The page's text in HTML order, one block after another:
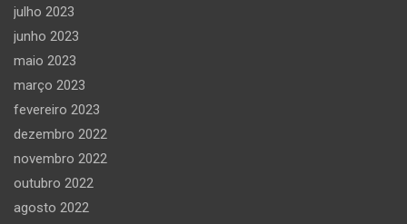
julho 2023
junho 2023
maio 2023
março 2023
fevereiro 2023
dezembro 2022
novembro 2022
outubro 2022
agosto 2022